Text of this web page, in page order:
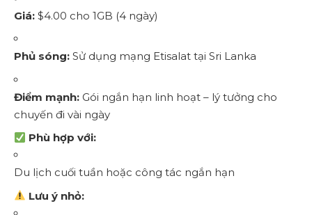
Giá: $4.00 cho 1GB (4 ngày)
Phủ sóng: Sử dụng mạng Etisalat tại Sri Lanka
Điểm mạnh: Gói ngắn hạn linh hoạt – lý tưởng cho
chuyến đi vài ngày
Phù hợp với:
Du lịch cuối tuần hoặc công tác ngắn hạn
Lưu ý nhỏ: